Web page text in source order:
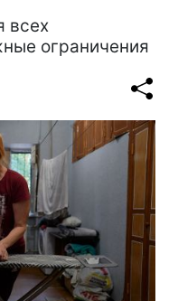
всех
ограничения